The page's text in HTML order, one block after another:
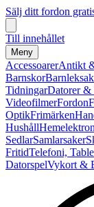
Sälj ditt fordon
Till innehållet
Meny
AccessoarerAntikt
Barnskor
TidningarDatorer &
VideofilmerFordon
OptikFrimärken
Hushåll
SedlarSamlarsaker
FritidTelefoni,
DatorspelVykort &